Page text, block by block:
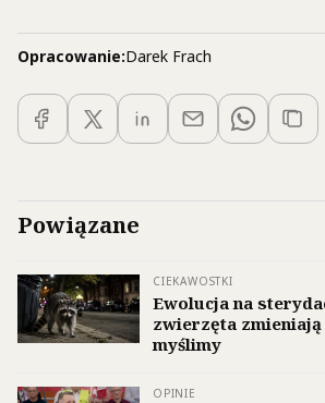
Opracowanie:Darek Frach
Powiązane
CIEKAWOSTKI
Ewolucja na
zwierzęta
myślimy
OPINIE